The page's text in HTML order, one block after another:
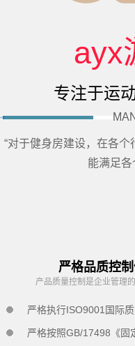
ayx
专注于运
“对于健身房建设，在各个
能满足各
严格品质控
产品质量控制是企业管理
严格执行ISO9001国际
严格按照GB/17498《固